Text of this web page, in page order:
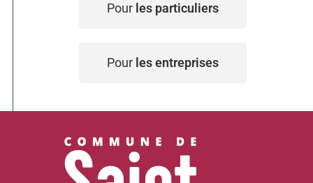
Pour les particuliers
Pour les entreprises